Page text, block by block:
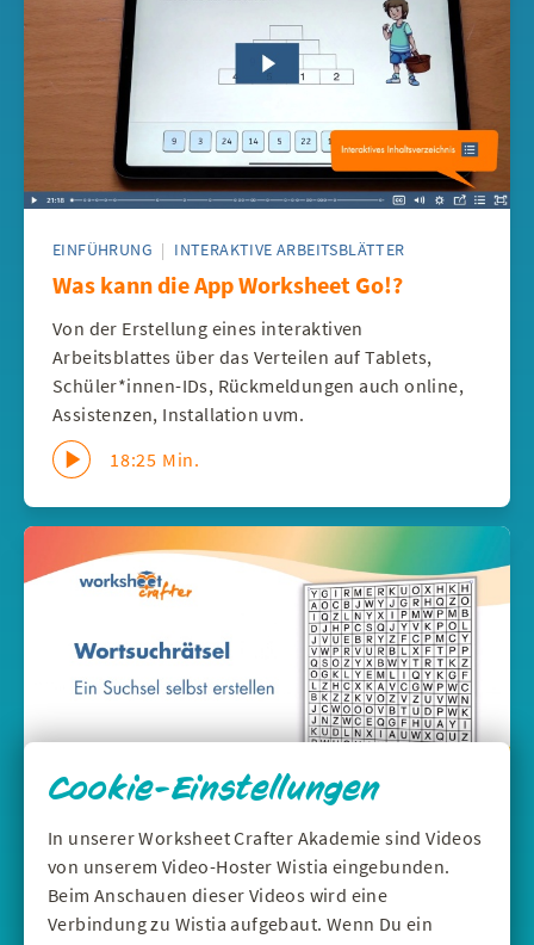
Cookie-Einstellungen
In unserer Worksheet Crafter Akademie sind Videos
von unserem Video-Hoster Wistia eingebunden.
Beim Anschauen dieser Videos wird eine
Verbindung zu Wistia aufgebaut. Wenn Du ein
EINFÜHRUNG | INTERAKTIVE ARBEITSBLÄTTER
Was kann die App Worksheet Go!?
Von der Erstellung eines interaktiven
Arbeitsblattes über das Verteilen auf Tablets,
Schüler*innen-IDs, Rückmeldungen auch online,
Assistenzen, Installation uvm.
18:25 Min.
DEUTSCH | WERKZEUGE
Wortsuchrätsel selbst erstellen - Suchsel
im Worksheet Crafter